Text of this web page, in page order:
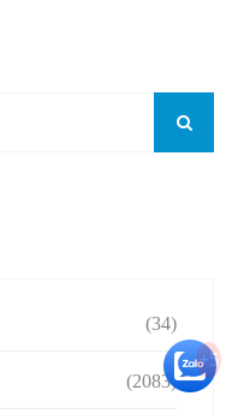
(34)
(2083)
+5